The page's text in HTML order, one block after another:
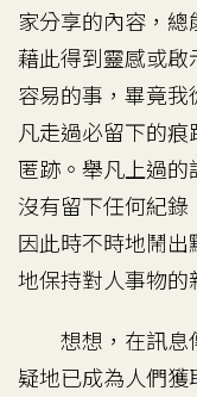
家分享的內容，
藉此得到靈感或
容易的事，畢竟我
凡走過必留下的
匿跡。舉凡上過
沒有留下任何紀
因此時不時地鬧
地保持對人事物的
想想，在訊息
疑地已成為人們